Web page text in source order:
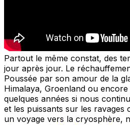
Partout le même constat, des
jour après jour. Le
Poussée par son amour de la
Himalaya, Groenland ou
quelques années si nous
et les puissants sur les ravages
un voyage vers la cryosphère,